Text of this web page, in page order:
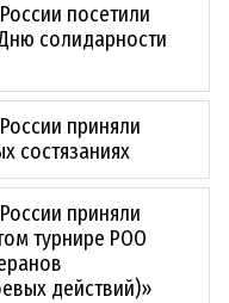
посетили
солидарности
приняли
состязаниях
приняли
турнире РОО
действий)»